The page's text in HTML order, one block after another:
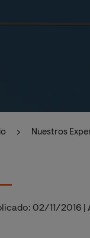
Nuestros
02/11/2016